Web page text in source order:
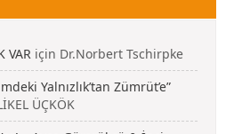
VAR için Dr.Norbert Tschirpke
Yalnızlık’tan Zümrüt’e”
ÜÇKÖK